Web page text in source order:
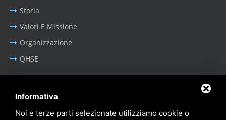
Storia
Valori E Missione
Organizzazione
QHSE
Informativa
Noi e terze parti selezionate utilizziamo cookie o